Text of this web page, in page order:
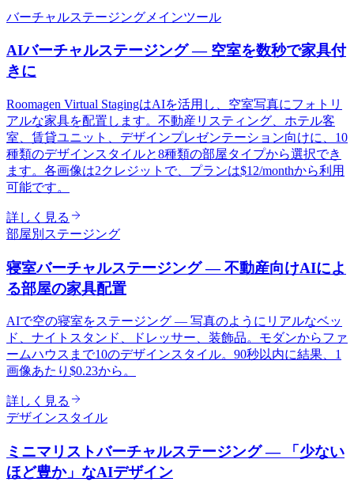
バーチャルステージング メインツール
AIバーチャルステージング — 空室を数秒で家具付
きに
Roomagen Virtual StagingはAIを活用し、空室写真にフォトリ
アルな家具を配置します。不動産リスティング、ホテル客
室、賃貸ユニット、デザインプレゼンテーション向けに、10
種類のデザインスタイルと8種類の部屋タイプから選択でき
ます。各画像は2クレジットで、プランは$12/monthから利用
可能です。
詳しく見る
部屋別ステージング
寝室バーチャルステージング — 不動産向けAIによ
る部屋の家具配置
AIで空の寝室をステージング — 写真のようにリアルなベッ
ド、ナイトスタンド、ドレッサー、装飾品。モダンからファ
ームハウスまで10のデザインスタイル。90秒以内に結果、1
画像あたり$0.23から。
詳しく見る
デザインスタイル
ミニマリストバーチャルステージング — 「少ない
ほど豊か」なAIデザイン